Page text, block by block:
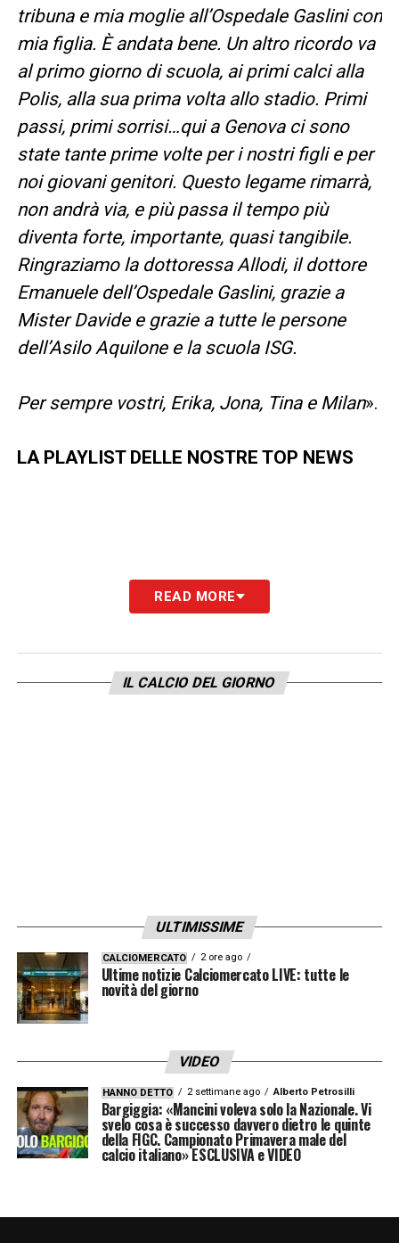
tribuna e mia moglie all’Ospedale Gaslini con
mia figlia. È andata bene. Un altro ricordo va
al primo giorno di scuola, ai primi calci alla
Polis, alla sua prima volta allo stadio. Primi
passi, primi sorrisi…qui a Genova ci sono
state tante prime volte per i nostri figli e per
noi giovani genitori. Questo legame rimarrà,
non andrà via, e più passa il tempo più
diventa forte, importante, quasi tangibile.
Ringraziamo la dottoressa Allodi, il dottore
Emanuele dell’Ospedale Gaslini, grazie a
Mister Davide e grazie a tutte le persone
dell’Asilo Aquilone e la scuola ISG.
Per sempre vostri, Erika, Jona, Tina e Milan».
LA PLAYLIST DELLE NOSTRE TOP NEWS
READ MORE
IL CALCIO DEL GIORNO
ULTIMISSIME
CALCIOMERCATO 2 ore ago
Ultime notizie Calciomercato LIVE: tutte le
novità del giorno
VIDEO
HANNO DETTO 2 settimane ago Alberto Petrosilli
Bargiggia: «Mancini voleva solo la Nazionale. Vi
svelo cosa è successo davvero dietro le quinte
della FIGC. Campionato Primavera male del
calcio italiano» ESCLUSIVA e VIDEO